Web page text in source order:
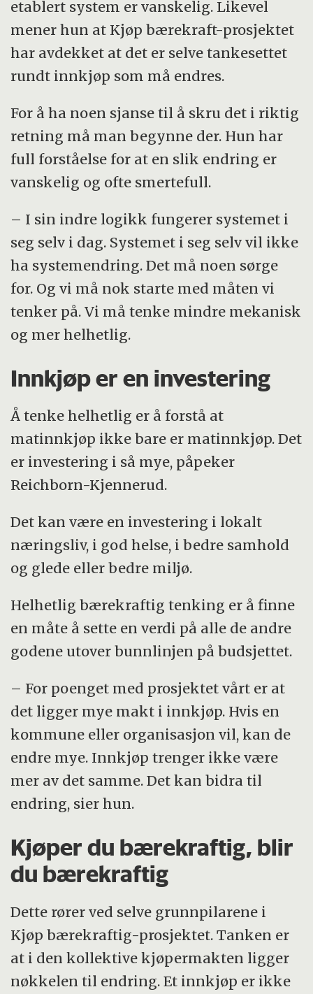
etablert system er vanskelig. Likevel
mener hun at Kjøp bærekraft-prosjektet
har avdekket at det er selve tankesettet
rundt innkjøp som må endres.
For å ha noen sjanse til å skru det i riktig
retning må man begynne der. Hun har
full forståelse for at en slik endring er
vanskelig og ofte smertefull.
– I sin indre logikk fungerer systemet i
seg selv i dag. Systemet i seg selv vil ikke
ha systemendring. Det må noen sørge
for. Og vi må nok starte med måten vi
tenker på. Vi må tenke mindre mekanisk
og mer helhetlig.
Innkjøp er en investering
Å tenke helhetlig er å forstå at
matinnkjøp ikke bare er matinnkjøp. Det
er investering i så mye, påpeker
Reichborn-Kjennerud.
Det kan være en investering i lokalt
næringsliv, i god helse, i bedre samhold
og glede eller bedre miljø.
Helhetlig bærekraftig tenking er å finne
en måte å sette en verdi på alle de andre
godene utover bunnlinjen på budsjettet.
– For poenget med prosjektet vårt er at
det ligger mye makt i innkjøp. Hvis en
kommune eller organisasjon vil, kan de
endre mye. Innkjøp trenger ikke være
mer av det samme. Det kan bidra til
endring, sier hun.
Kjøper du bærekraftig, blir
du bærekraftig
Dette rører ved selve grunnpilarene i
Kjøp bærekraftig-prosjektet. Tanken er
at i den kollektive kjøpermakten ligger
nøkkelen til endring. Et innkjøp er ikke